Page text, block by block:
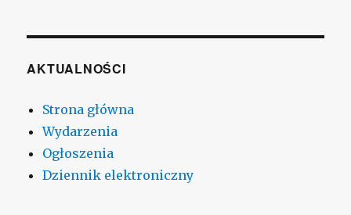
AKTUALNOŚCI
Strona główna
Wydarzenia
Ogłoszenia
Dziennik elektroniczny